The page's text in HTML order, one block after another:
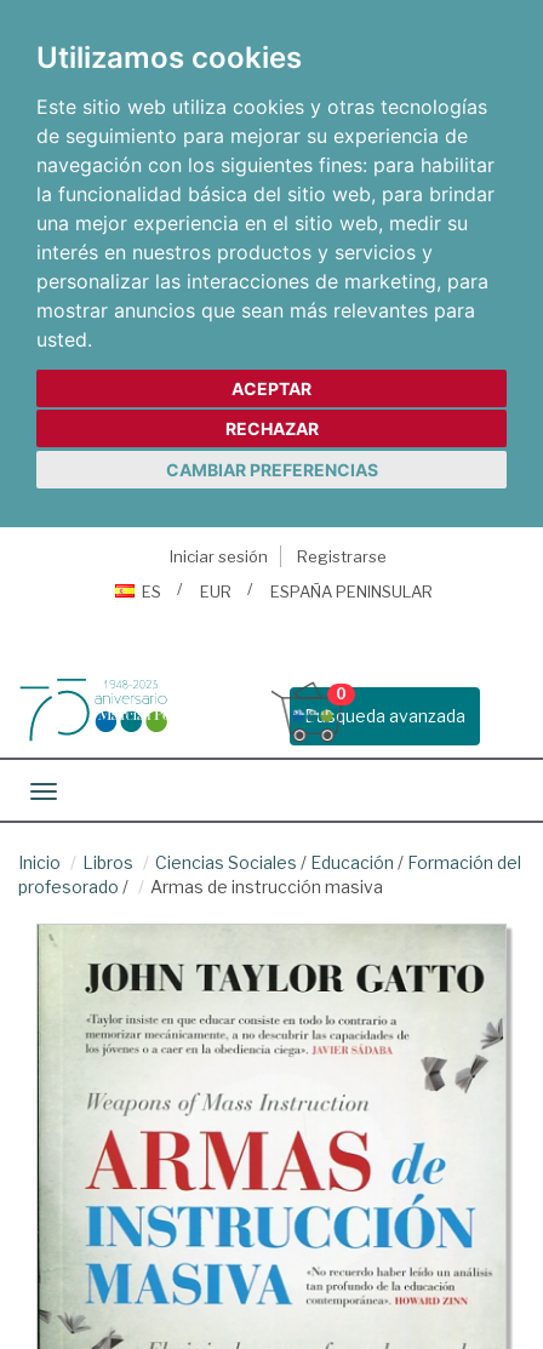
Utilizamos cookies
Este sitio web utiliza cookies y otras tecnologías
de seguimiento para mejorar su experiencia de
navegación con los siguientes fines: para habilitar
la funcionalidad básica del sitio web, para brindar
una mejor experiencia en el sitio web, medir su
interés en nuestros productos y servicios y
personalizar las interacciones de marketing, para
mostrar anuncios que sean más relevantes para
usted.
ACEPTAR
RECHAZAR
CAMBIAR PREFERENCIAS
Iniciar sesión
Registrarse
ES
EUR ESPAÑA PENINSULAR
Busqueda avanzada
0
Toggle navigation
Inicio Libros Ciencias Sociales / Educación / Formación del
profesorado / Armas de instrucción masiva